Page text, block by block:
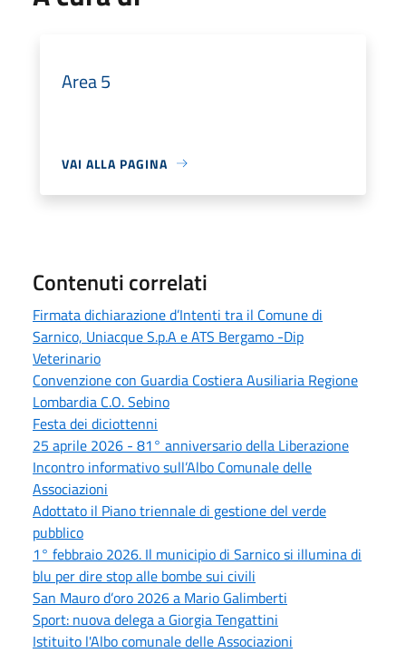
Area 5
VAI ALLA PAGINA
Contenuti correlati
Firmata dichiarazione d’Intenti tra il Comune di
Sarnico, Uniacque S.p.A e ATS Bergamo -Dip
Veterinario
Convenzione con Guardia Costiera Ausiliaria Regione
Lombardia C.O. Sebino
Festa dei diciottenni
25 aprile 2026 - 81° anniversario della Liberazione
Incontro informativo sull’Albo Comunale delle
Associazioni
Adottato il Piano triennale di gestione del verde
pubblico
1° febbraio 2026. Il municipio di Sarnico si illumina di
blu per dire stop alle bombe sui civili
San Mauro d’oro 2026 a Mario Galimberti
Sport: nuova delega a Giorgia Tengattini
Istituito l'Albo comunale delle Associazioni